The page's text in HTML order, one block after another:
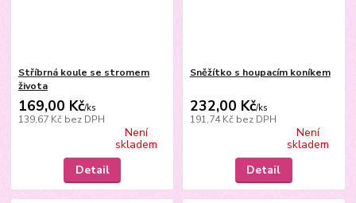
Stříbrná koule se stromem
života
169,00 Kč/ks
139,67 Kč bez DPH
Není
skladem
Detail
Sněžítko s houpacím koníkem
232,00 Kč/ks
191,74 Kč bez DPH
Není
skladem
Detail